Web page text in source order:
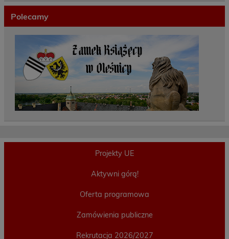
Polecamy
Projekty UE
Aktywni górą!
Oferta programowa
Zamówienia publiczne
Rekrutacja 2026/2027